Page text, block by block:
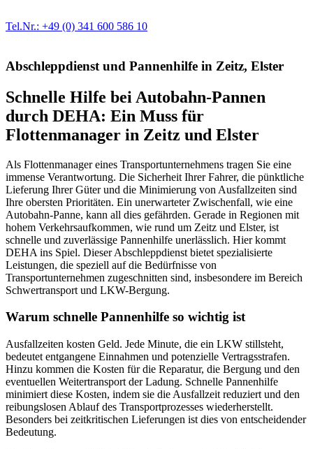
Tel.Nr.: +49 (0) 341 600 586 10
Abschleppdienst und Pannenhilfe in Zeitz, Elster
Schnelle Hilfe bei Autobahn-Pannen
durch DEHA: Ein Muss für
Flottenmanager in Zeitz und Elster
Als Flottenmanager eines Transportunternehmens tragen Sie eine
immense Verantwortung. Die Sicherheit Ihrer Fahrer, die pünktliche
Lieferung Ihrer Güter und die Minimierung von Ausfallzeiten sind
Ihre obersten Prioritäten. Ein unerwarteter Zwischenfall, wie eine
Autobahn-Panne, kann all dies gefährden. Gerade in Regionen mit
hohem Verkehrsaufkommen, wie rund um Zeitz und Elster, ist
schnelle und zuverlässige Pannenhilfe unerlässlich. Hier kommt
DEHA ins Spiel. Dieser Abschleppdienst bietet spezialisierte
Leistungen, die speziell auf die Bedürfnisse von
Transportunternehmen zugeschnitten sind, insbesondere im Bereich
Schwertransport und LKW-Bergung.
Warum schnelle Pannenhilfe so wichtig ist
Ausfallzeiten kosten Geld. Jede Minute, die ein LKW stillsteht,
bedeutet entgangene Einnahmen und potenzielle Vertragsstrafen.
Hinzu kommen die Kosten für die Reparatur, die Bergung und den
eventuellen Weitertransport der Ladung. Schnelle Pannenhilfe
minimiert diese Kosten, indem sie die Ausfallzeit reduziert und den
reibungslosen Ablauf des Transportprozesses wiederherstellt.
Besonders bei zeitkritischen Lieferungen ist dies von entscheidender
Bedeutung.